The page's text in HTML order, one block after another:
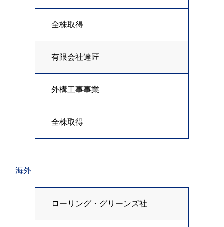
全株取得
有限会社達匠
外構工事事業
全株取得
海外
ローリング・グリーンズ社